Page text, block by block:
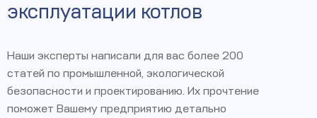
эксплуатации котлов
Наши эксперты написали для вас более 200
статей по промышленной, экологической
безопасности и проектированию. Их прочтение
поможет Вашему предприятию детально